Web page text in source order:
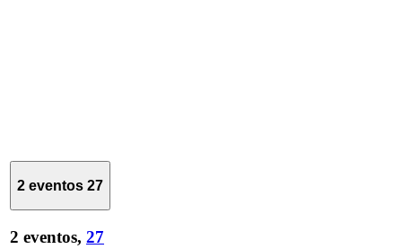
2 eventos 27
2 eventos, 27